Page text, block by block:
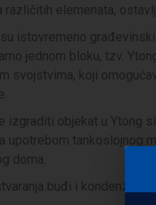
različitih elemenata,
istovremeno
jednom bloku, tzv.
svojstvima, koji
izgraditi objekat u Ytong
upotrebom tankoslojnog
doma.
buđi i kondenzacije?